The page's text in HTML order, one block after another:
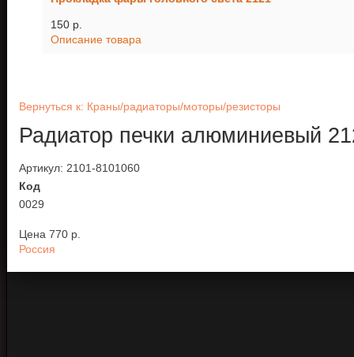
150 p.
Описание товара
Вернуться к: Краны/радиаторы/моторы/резисторы
Радиатор печки алюминиевый
Артикул: 2101-8101060
Код
0029
Цена 770 p.
Россия